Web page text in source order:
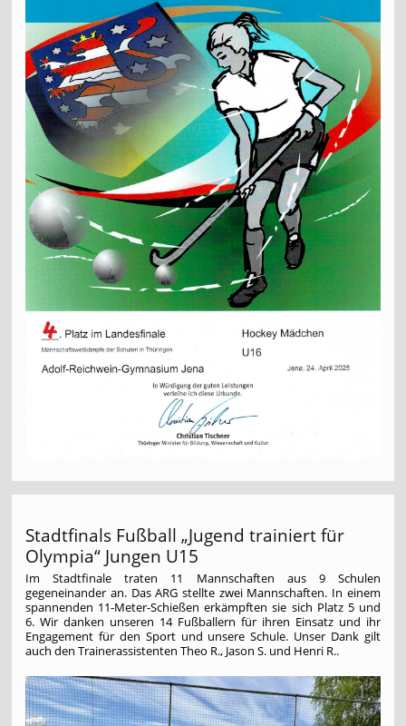
Stadtfinals Fußball „Jugend trainiert für
Olympia“ Jungen U15
Im Stadtfinale traten 11 Mannschaften aus 9 Schulen
gegeneinander an. Das ARG stellte zwei Mannschaften. In einem
spannenden 11-Meter-Schießen erkämpften sie sich Platz 5 und
6. Wir danken unseren 14 Fußballern für ihren Einsatz und ihr
Engagement für den Sport und unsere Schule. Unser Dank gilt
auch den Trainerassistenten Theo R., Jason S. und Henri R..